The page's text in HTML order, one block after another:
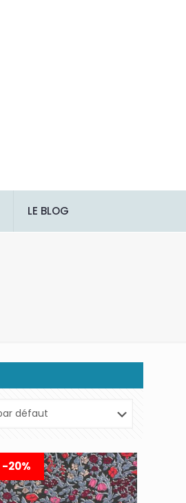
LE BLOG
-20%